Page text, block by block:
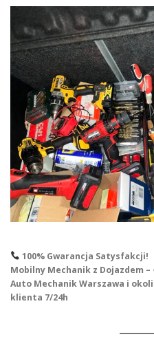
100% Gwarancja Satysfakcji!
Mobilny Mechanik z Dojazdem –
Auto Mechanik Warszawa i
klienta 7/24h